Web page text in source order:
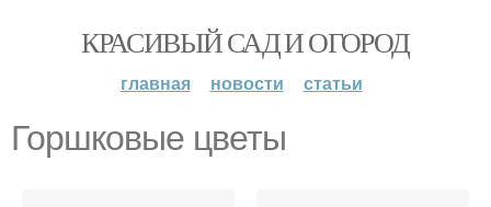
КРАСИВЫЙ САД И ОГОРОД
главная новости статьи
Горшковые цветы